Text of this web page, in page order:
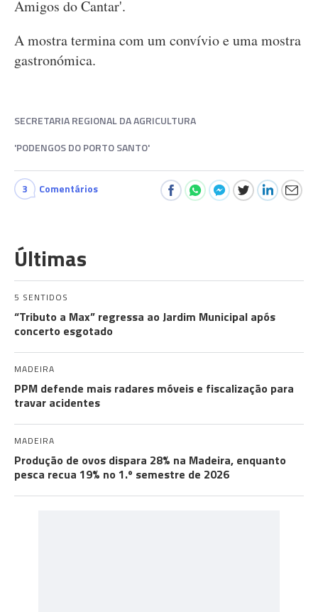
Amigos do Cantar'.
A mostra termina com um convívio e uma mostra
gastronómica.
SECRETARIA REGIONAL DA AGRICULTURA
'PODENGOS DO PORTO SANTO'
3 Comentários
Últimas
5 SENTIDOS
“Tributo a Max” regressa ao Jardim Municipal após
concerto esgotado
MADEIRA
PPM defende mais radares móveis e fiscalização para
travar acidentes
MADEIRA
Produção de ovos dispara 28% na Madeira, enquanto
pesca recua 19% no 1.º semestre de 2026